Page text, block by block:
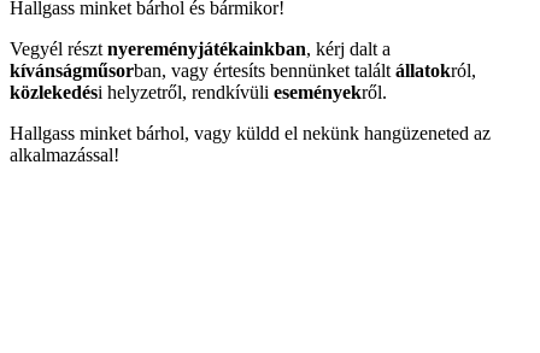
Hallgass minket bárhol és bármikor!
Vegyél részt nyereményjátékainkban, kérj dalt a
kívánságműsorban, vagy értesíts bennünket talált állatokról,
közlekedési helyzetről, rendkívüli eseményekről.
Hallgass minket bárhol, vagy küldd el nekünk hangüzeneted az
alkalmazással!